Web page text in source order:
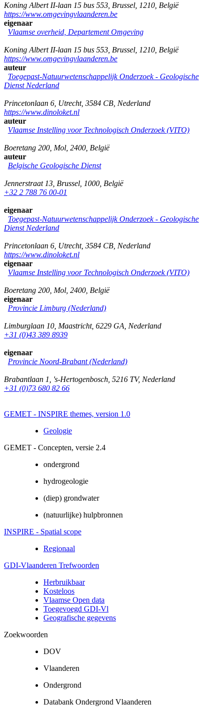
Koning Albert II-laan 15 bus 553 Brussel 1210 België
https://www.omgevingvlaanderen.be
eigenaar
Vlaamse overheid, Departement Omgeving
Koning Albert II-laan 15 bus 553 Brussel 1210 België
https://www.omgevingvlaanderen.be
auteur
Toegepast-Natuurwetenschappelijk Onderzoek - Geologische
Dienst Nederland
Princetonlaan 6 Utrecht, 3584 CB Nederland
https://www.dinoloket.nl
auteur
Vlaamse Instelling voor Technologisch Onderzoek (VITO)
Boeretang 200 Mol 2400 België
auteur
Belgische Geologische Dienst
Jennerstraat 13 Brussel 1000 België
+32 2 788 76 00-01
eigenaar
Toegepast-Natuurwetenschappelijk Onderzoek - Geologische
Dienst Nederland
Princetonlaan 6 Utrecht, 3584 CB Nederland
https://www.dinoloket.nl
eigenaar
Vlaamse Instelling voor Technologisch Onderzoek (VITO)
Boeretang 200 Mol 2400 België
eigenaar
Provincie Limburg (Nederland)
Limburglaan 10 Maastricht, 6229 GA Nederland
+31 (0)43 389 8939
eigenaar
Provincie Noord-Brabant (Nederland)
Brabantlaan 1 's-Hertogenbosch 5216 TV, Nederland
+31 (0)73 680 82 66
GEMET - INSPIRE themes, version 1.0
Geologie
GEMET - Concepten, versie 2.4
ondergrond
hydrogeologie
(diep) grondwater
(natuurlijke) hulpbronnen
INSPIRE - Spatial scope
Regionaal
GDI-Vlaanderen Trefwoorden
Herbruikbaar
Kosteloos
Vlaamse Open data
Toegevoegd GDI-Vl
Geografische gegevens
Zoekwoorden
DOV
Vlaanderen
Ondergrond
Databank Ondergrond Vlaanderen